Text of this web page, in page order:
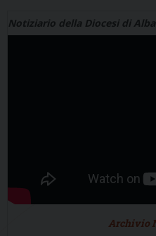
Notiziario della Diocesi di
Archivio